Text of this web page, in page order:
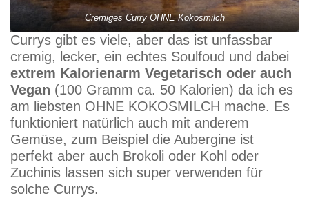
Cremiges Curry OHNE Kokosmilch
Currys gibt es viele, aber das ist unfassbar
cremig, lecker, ein echtes Soulfoud und dabei
extrem Kalorienarm Vegetarisch oder auch
Vegan (100 Gramm ca. 50 Kalorien) da ich es
am liebsten OHNE KOKOSMILCH mache. Es
funktioniert natürlich auch mit anderem
Gemüse, zum Beispiel die Aubergine ist
perfekt aber auch Brokoli oder Kohl oder
Zuchinis lassen sich super verwenden für
solche Currys.